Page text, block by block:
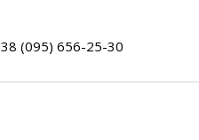
(095) 656-25-30